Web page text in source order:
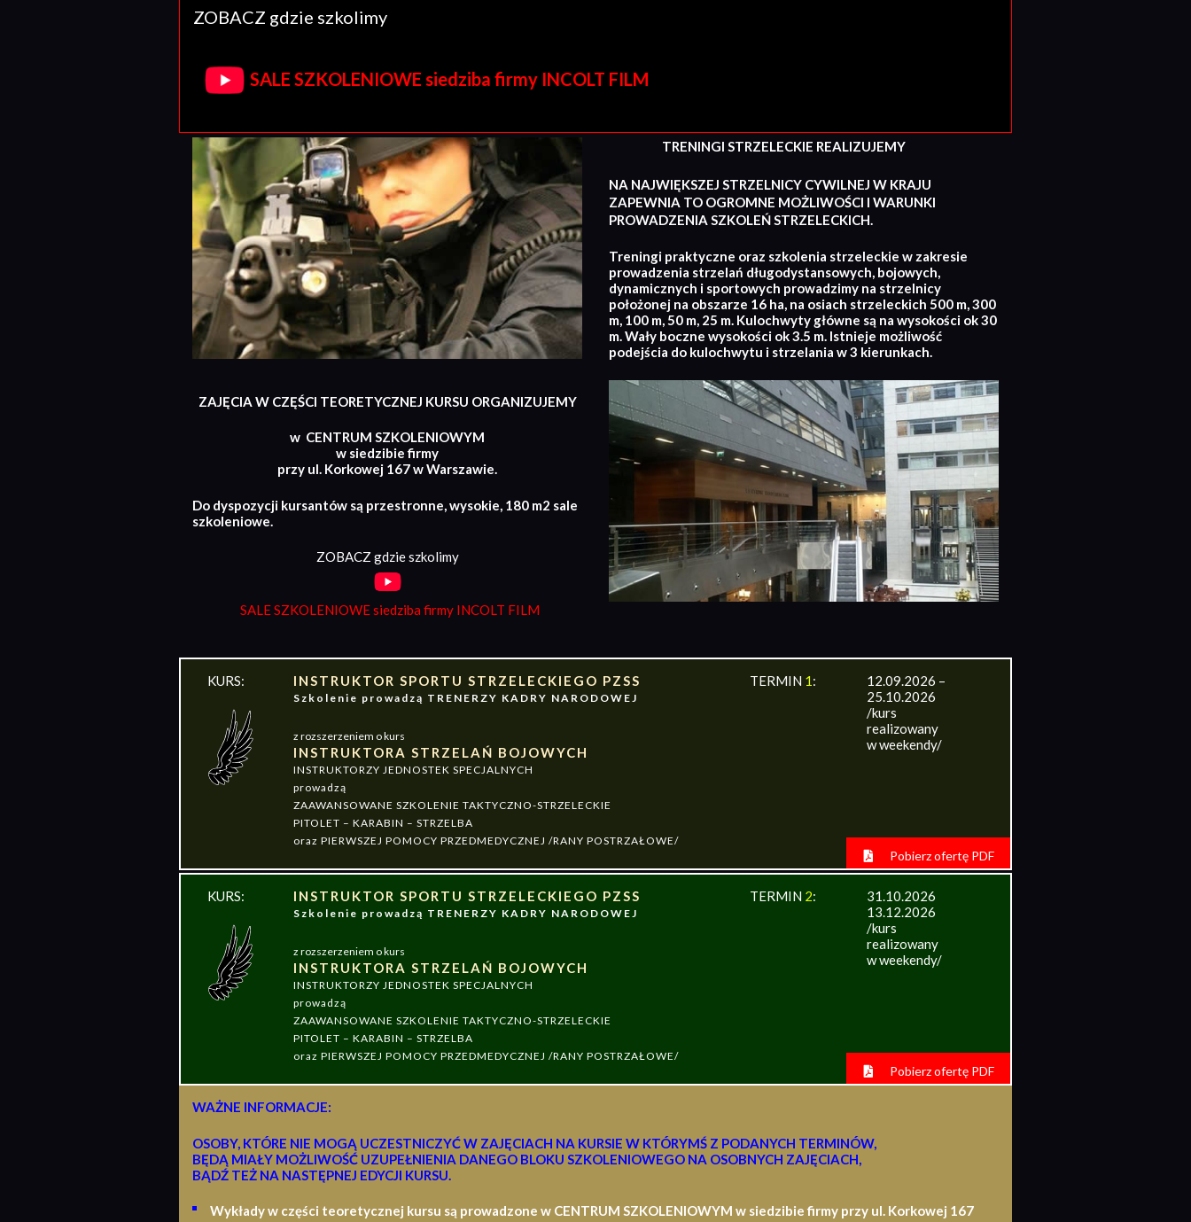
ZOBACZ gdzie szkolimy
SALE SZKOLENIOWE siedziba firmy INCOLT FILM
TRENINGI STRZELECKIE REALIZUJEMY
NA NAJWIĘKSZEJ STRZELNICY CYWILNEJ W KRAJU
ZAPEWNIA TO OGROMNE MOŻLIWOŚCI I WARUNKI
PROWADZENIA SZKOLEŃ STRZELECKICH.
Treningi praktyczne oraz szkolenia strzeleckie w zakresie
prowadzenia strzelań długodystansowych, bojowych,
dynamicznych i sportowych prowadzimy na strzelnicy
położonej na obszarze 16 ha, na osiach strzeleckich 500 m, 300
m, 100 m, 50 m, 25 m. Kulochwyty główne są na wysokości ok 30
m. Wały boczne wysokości ok 3.5 m. Istnieje możliwość
podejścia do kulochwytu i strzelania w 3 kierunkach.
ZAJĘCIA W CZĘŚCI TEORETYCZNEJ KURSU ORGANIZUJEMY
w CENTRUM SZKOLENIOWYM
w siedzibie firmy
przy ul. Korkowej 167 w Warszawie.
Do dyspozycji kursantów są przestronne, wysokie, 180 m2 sale
szkoleniowe.
ZOBACZ gdzie szkolimy
SALE SZKOLENIOWE siedziba firmy INCOLT FILM
KURS: INSTRUKTOR SPORTU STRZELECKIEGO PZSS
Szkolenie prowadzą TRENERZY KADRY NARODOWEJ
z rozszerzeniem o kurs
INSTRUKTORA STRZELAŃ BOJOWYCH
INSTRUKTORZY JEDNOSTEK SPECJALNYCH
prowadzą
ZAAWANSOWANE SZKOLENIE TAKTYCZNO-STRZELECKIE
PITOLET – KARABIN – STRZELBA
oraz PIERWSZEJ POMOCY PRZEDMEDYCZNEJ /RANY POSTRZAŁOWE/
TERMIN 1:
12.09.2026 –
25.10.2026
/kurs
realizowany
w weekendy/
Pobierz ofertę PDF
KURS: INSTRUKTOR SPORTU STRZELECKIEGO PZSS
Szkolenie prowadzą TRENERZY KADRY NARODOWEJ
z rozszerzeniem o kurs
INSTRUKTORA STRZELAŃ BOJOWYCH
INSTRUKTORZY JEDNOSTEK SPECJALNYCH
prowadzą
ZAAWANSOWANE SZKOLENIE TAKTYCZNO-STRZELECKIE
PITOLET – KARABIN – STRZELBA
oraz PIERWSZEJ POMOCY PRZEDMEDYCZNEJ /RANY POSTRZAŁOWE/
TERMIN 2:
31.10.2026
13.12.2026
/kurs
realizowany
w weekendy/
Pobierz ofertę PDF
WAŻNE INFORMACJE:
OSOBY, KTÓRE NIE MOGĄ UCZESTNICZYĆ W ZAJĘCIACH NA KURSIE W KTÓRYMŚ Z PODANYCH TERMINÓW,
BĘDĄ MIAŁY MOŻLIWOŚĆ UZUPEŁNIENIA DANEGO BLOKU SZKOLENIOWEGO NA OSOBNYCH ZAJĘCIACH,
BĄDŹ TEŻ NA NASTĘPNEJ EDYCJI KURSU.
Wykłady w części teoretycznej kursu są prowadzone w CENTRUM SZKOLENIOWYM w siedzibie firmy przy ul. Korkowej 167